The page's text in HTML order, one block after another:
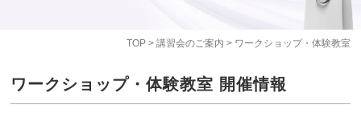
TOP> 講習会のご案内 > ワークショップ・体験教室
ワークショップ・体験教室 開催情報